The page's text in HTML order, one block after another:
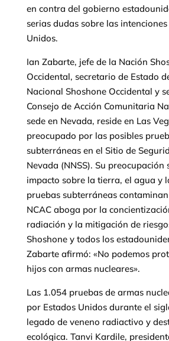
en contra del gobierno
serias dudas sobre las
Unidos.
Ian Zabarte, jefe de la Nación
Occidental, secretario de Estado
Nacional Shoshone Occidental y
Consejo de Acción Comunitaria
sede en Nevada, reside en Las
preocupado por las posibles
subterráneas en el Sitio de
Nevada (NNSS). Su preocupación
impacto sobre la tierra, el agua y
pruebas subterráneas
NCAC aboga por la
radiación y la mitigación de
Shoshone y todos los
Zabarte afirmó: «No podemos
hijos con armas nucleares».
Las 1.054 pruebas de armas
por Estados Unidos durante el
legado de veneno radiactivo y
ecológica. Tanvi Kardile,